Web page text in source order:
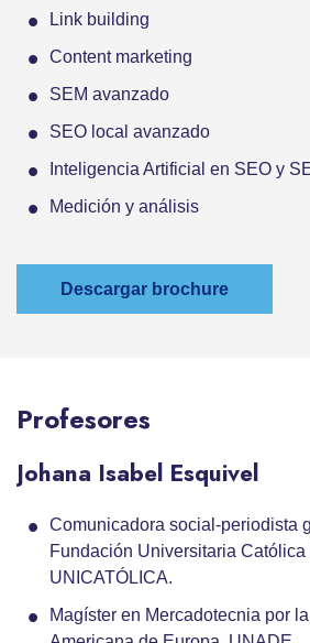
Link building
Content marketing
SEM avanzado
SEO local avanzado
Inteligencia Artificial en SEO y
Medición y análisis
Descargar brochure
Profesores
Johana Isabel Esquivel
Comunicadora social-periodista
Fundación Universitaria Católica
UNICATÓLICA.
Magíster en Mercadotecnia por